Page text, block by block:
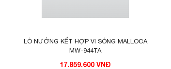
LÒ NƯỚNG KẾT HỢP VI SÓNG MALLOCA
MW-944TA
17.859.600 VNĐ